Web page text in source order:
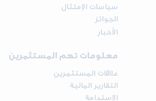
سياسات الإمتثال
الجوائز
الأخبار
معلومات تهم المستثمرين
علاقات المستثمرين
التقارير المالية
الإستدامة